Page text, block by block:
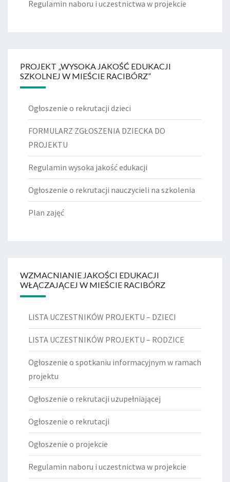
Regulamin naboru i uczestnictwa w projekcie
PROJEKT „WYSOKA JAKOŚĆ EDUKACJI
SZKOLNEJ W MIEŚCIE RACIBÓRZ”
Ogłoszenie o rekrutacji dzieci
FORMULARZ ZGŁOSZENIA DZIECKA DO
PROJEKTU
Regulamin wysoka jakość edukacji
Ogłoszenie o rekrutacji nauczycieli na szkolenia
Plan zajęć
WZMACNIANIE JAKOŚCI EDUKACJI
WŁĄCZAJĄCEJ W MIEŚCIE RACIBÓRZ
LISTA UCZESTNIKÓW PROJEKTU – DZIECI
LISTA UCZESTNIKÓW PROJEKTU – RODZICE
Ogłoszenie o spotkaniu informacyjnym w ramach
projektu
Ogłoszenie o rekrutacji uzupełniającej
Ogłoszenie o rekrutacji
Ogłoszenie o projekcie
Regulamin naboru i uczestnictwa w projekcie